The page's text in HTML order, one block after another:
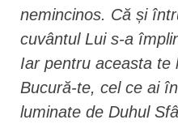
nemincinos. Că și
cuvântul Lui s-a
Iar pentru aceasta te
Bucură-te, cel ce ai
luminate de Duhul